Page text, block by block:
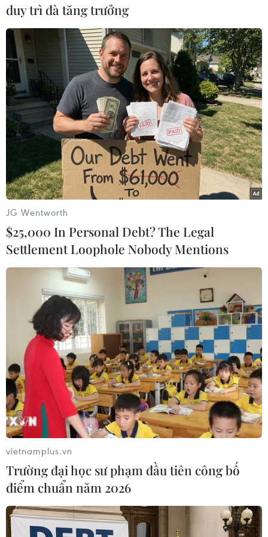
#Máy quay an ninh #Thổ Nhĩ Kỳ
#Nghi can
#Phiến quân IS
#Nhà nước Hồi giáo
#Khủng bố
#tin tức
#tin tức mới nhất
#tin tức 24h
#tin tức mới nhất trong ngày
#tin tức thời sự
#tin tức hot
#tin tức an ninh #tin tức hot
#an ninh
#an ninh nghệ an
#thời sự
#thời sự hôm nay
#bản tin thời sự
#VietnamPlus #Vietnam
#Plus
Thổ Nhĩ Kỳ
Theo dõi VietnamPlus
TIN LIÊN QUAN
duy trì đà tăng trưởng
JG Wentworth
$25,000 In Personal Debt? The Legal
Settlement Loophole Nobody Mentions
vietnamplus.vn
Trường đại học sư phạm đầu tiên công bố
điểm chuẩn năm 2026